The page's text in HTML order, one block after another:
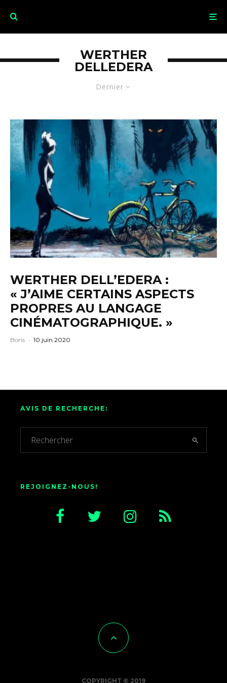
Dernier
WERTHER
DELLEDERA
WERTHER DELL’EDERA :
« J’AIME CERTAINS ASPECTS
PROPRES AU LANGAGE
CINÉMATOGRAPHIQUE. »
Boris · 10 juin 2020
AVIS DE RECHERCHE:
REJOIGNEZ-NOUS!
COPYRIGHT © 2019